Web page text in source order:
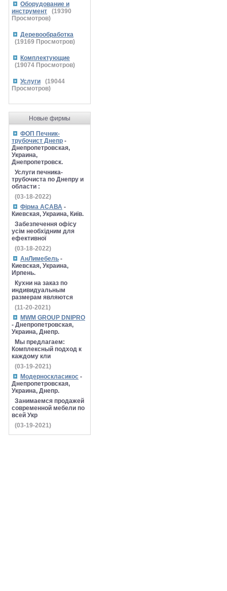
Оборудование и
инструмент
(19390
Просмотров)
Деревообработка
(19169 Просмотров)
Комплектующие
(19074 Просмотров)
Услуги (19044
Просмотров)
Новые фирмы
ФОП Печник-
трубочист Днепр -
Днепропетровская,
Украина,
Днепропетровск.
Услуги печника-
трубочиста по Днепру и
области :
(03-18-2022)
Фірма АСАВА -
Киевская, Украина, Київ.
Забезпечення офісу
усім необхідним для
ефективної
(03-18-2022)
АнЛимебель -
Киевская, Украина,
Ирпень.
Кухни на заказ по
индивидуальным
размерам являются
(11-20-2021)
MWM GROUP DNIPRO
- Днепропетровская,
Украина, Днепр.
Мы предлагаем:
Комплексный подход к
каждому кли
(03-19-2021)
Модерноскласикос -
Днепропетровская,
Украина, Днепр.
Занимаемся продажей
современной мебели по
всей Укр
(03-19-2021)